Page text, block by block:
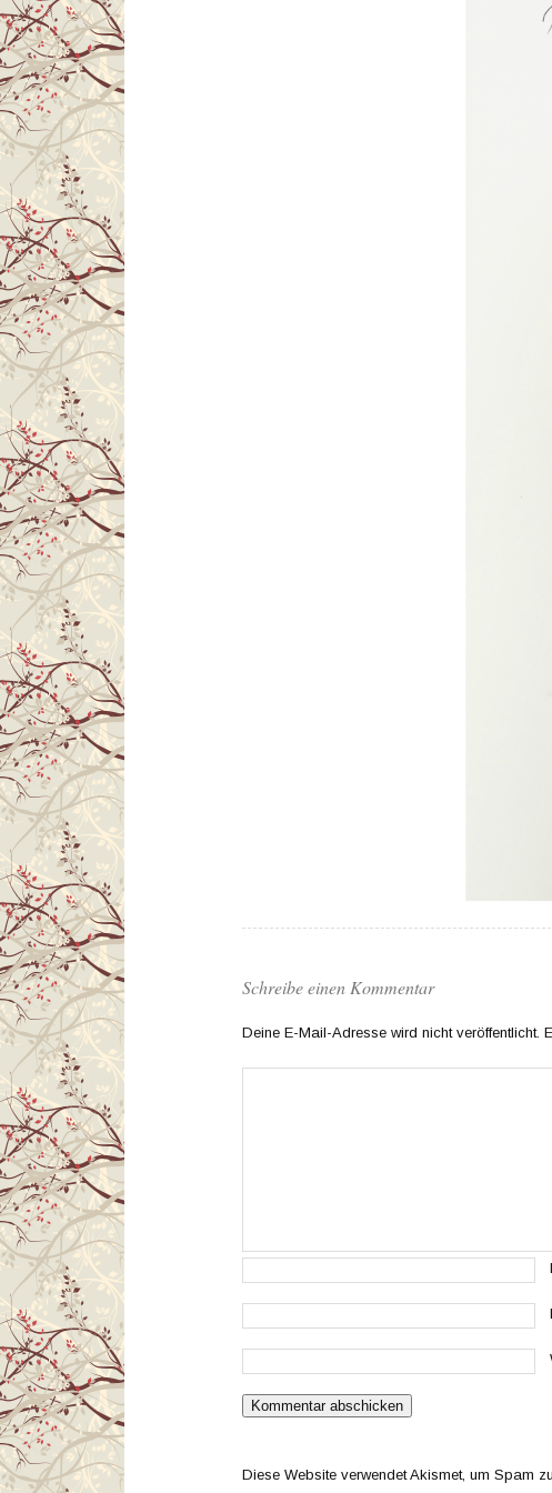
Schreibe einen Kommentar
Deine E-Mail-Adresse wird nicht veröffentlicht.
Diese Website verwendet Akismet, um Spam